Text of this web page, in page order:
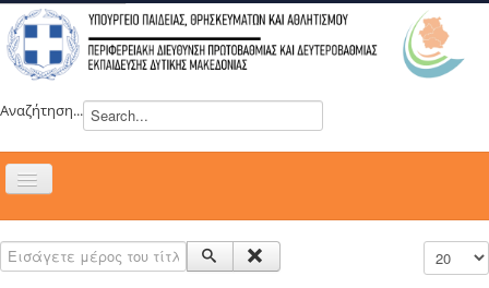
Αναζήτηση...
Εναλλαγή
ΝΕΑ
Εισάγετε μέρος του τίτλου.